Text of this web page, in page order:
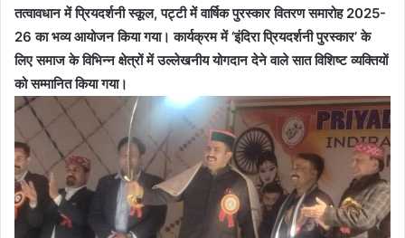
तत्वावधान में प्रियदर्शनी स्कूल, पट्टी में वार्षिक पुरस्कार वितरण समारोह 2025-
26 का भव्य आयोजन किया गया। कार्यक्रम में ‘इंदिरा प्रियदर्शनी पुरस्कार’ के
लिए समाज के विभिन्न क्षेत्रों में उल्लेखनीय योगदान देने वाले सात विशिष्ट व्यक्तियों
को सम्मानित किया गया।